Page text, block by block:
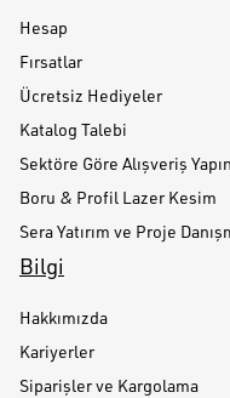
Hesap
Fırsatlar
Ücretsiz Hediyeler
Katalog Talebi
Sektöre Göre Alışveriş Yapın
Boru & Profil Lazer Kesim
Sera Yatırım ve Proje
Bilgi
Hakkımızda
Kariyerler
Siparişler ve Kargolama